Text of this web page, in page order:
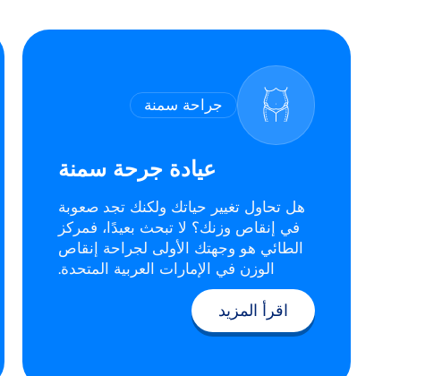
جراحة سمنة
عيادة جرحة سمنة
هل تحاول تغيير حياتك ولكنك تجد صعوبة
في إنقاص وزنك؟ لا تبحث بعيدًا، فمركز
الطائي هو وجهتك الأولى لجراحة إنقاص
الوزن في الإمارات العربية المتحدة.
اقرأ المزيد